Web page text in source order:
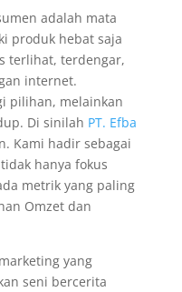
adalah mata
produk hebat saja
terlihat, terdengar,
internet.
pilihan, melainkan
Di sinilah PT. Efba
Kami hadir sebagai
hanya fokus
metrik yang paling
Omzet dan
yang
seni bercerita